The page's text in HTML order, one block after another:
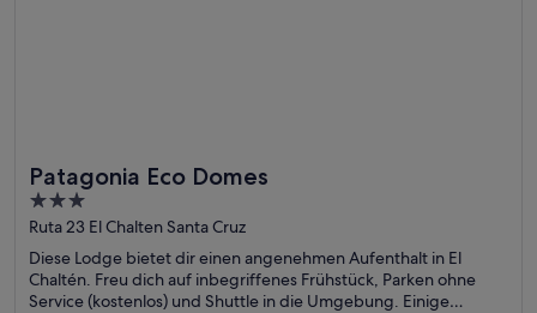
Patagonia Eco Domes
3
out
of
5
Ruta 23 El Chalten Santa Cruz
Diese Lodge bietet dir einen angenehmen Aufenthalt in El
Chaltén. Freu dich auf inbegriffenes Frühstück, Parken ohne
Service (kostenlos) und Shuttle in die Umgebung. Einige